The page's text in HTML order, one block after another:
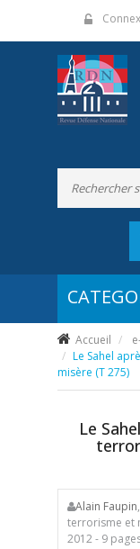
Accueil
Le Sahel
misère (T 275)
Le
Alain Faupin
terrorisme et
2012 - 9